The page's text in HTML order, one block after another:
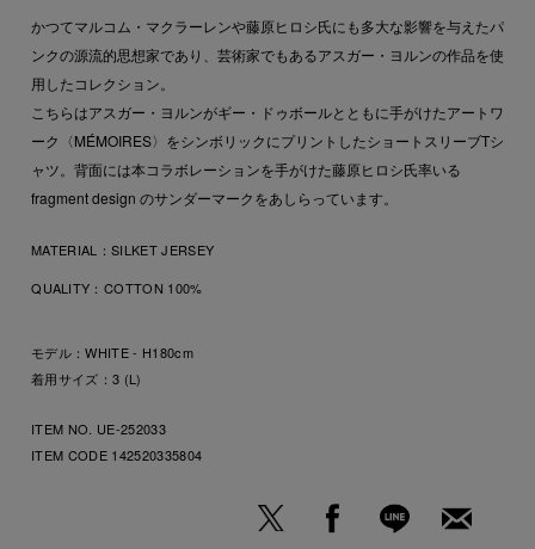
かつてマルコム・マクラーレンや藤原ヒロシ氏にも多大な影響を与えたパ
ンクの源流的思想家であり、芸術家でもあるアスガー・ヨルンの作品を使
用したコレクション。
こちらはアスガー・ヨルンがギー・ドゥボールとともに手がけたアートワ
ーク〈MÉMOIRES〉をシンボリックにプリントしたショートスリーブTシ
ャツ。背面には本コラボレーションを手がけた藤原ヒロシ氏率いる
fragment design のサンダーマークをあしらっています。
MATERIAL： SILKET JERSEY
QUALITY： COTTON 100%
モデル：WHITE - H180cm
着用サイズ：3 (L)
ITEM NO. UE-252033
ITEM CODE 142520335804